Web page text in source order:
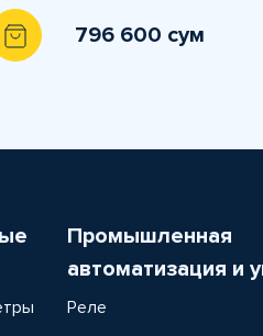
796 600 сум
Промышленная
автоматизация и
Реле